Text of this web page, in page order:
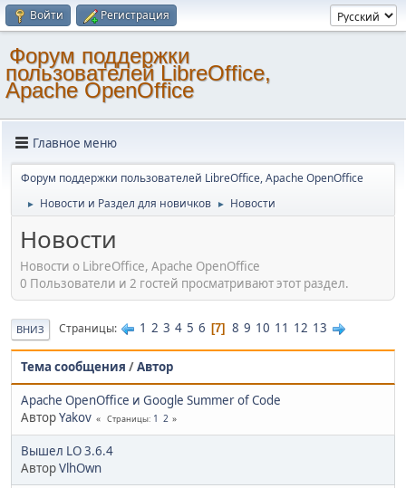
Войти Регистрация
Форум поддержки
пользователей LibreOffice,
Apache OpenOffice
Главное меню
Форум поддержки пользователей LibreOffice, Apache OpenOffice
► Новости и Раздел для новичков ► Новости
Новости
Новости о LibreOffice, Apache OpenOffice
0 Пользователи и 2 гостей просматривают этот раздел.
ВНИЗ Страницы 1 2 3 4 5 6 7 8 9 10 11 12 13
Тема сообщения /Автор
Apache OpenOffice и Google Summer of Code
АвторYakov Страницы 1 2
Вышел LO 3.6.4
АвторVlhOwn